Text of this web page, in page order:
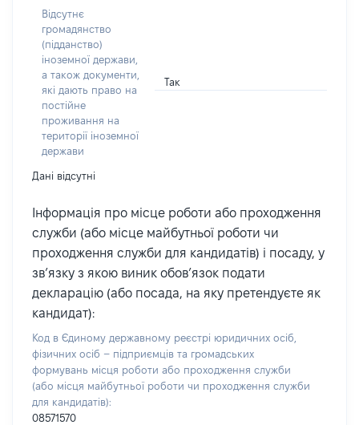
Відсутнє
громадянство
(підданство)
іноземної держави,
а також документи,
які дають право на
постійне
проживання на
території іноземної
держави
Так
Дані відсутні
Інформація про місце роботи або проходження
служби (або місце майбутньої роботи чи
проходження служби для кандидатів) і посаду, у
зв’язку з якою виник обов’язок подати
декларацію (або посада, на яку претендуєте як
кандидат):
Код в Єдиному державному реєстрі юридичних осіб,
фізичних осіб – підприємців та громадських
формувань місця роботи або проходження служби
(або місця майбутньої роботи чи проходження служби
для кандидатів):
08571570